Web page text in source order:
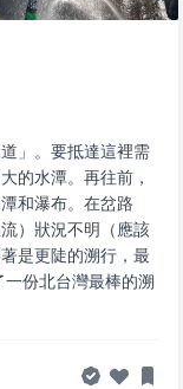
」。要抵達這裡需
的水潭。再往前，
和瀑布。在岔路
）狀況不明（應該
是更陡的溯行，最
份北台灣最棒的溯